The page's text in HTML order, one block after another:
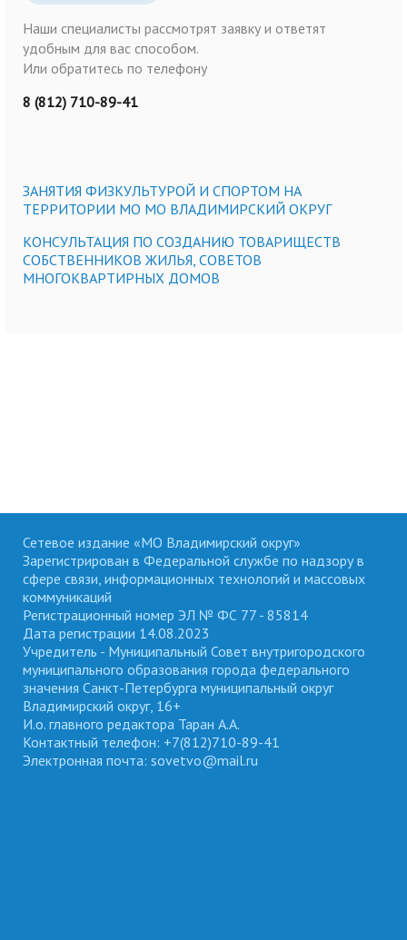
Наши специалисты рассмотрят заявку и ответят
удобным для вас способом.
Или обратитесь по телефону
8 (812) 710-89-41
ЗАНЯТИЯ ФИЗКУЛЬТУРОЙ И СПОРТОМ НА
ТЕРРИТОРИИ МО МО ВЛАДИМИРСКИЙ ОКРУГ
КОНСУЛЬТАЦИЯ ПО СОЗДАНИЮ ТОВАРИЩЕСТВ
СОБСТВЕННИКОВ ЖИЛЬЯ, СОВЕТОВ
МНОГОКВАРТИРНЫХ ДОМОВ
Сетевое издание «МО Владимирский округ»
Зарегистрирован в Федеральной службе по надзору в
сфере связи, информационных технологий и массовых
коммуникаций
Регистрационный номер ЭЛ № ФС 77 - 85814
Дата регистрации 14.08.2023
Учредитель - Муниципальный Совет внутригородского
муниципального образования города федерального
значения Санкт-Петербурга муниципальный округ
Владимирский округ, 16+
И.о. главного редактора Таран А.А.
Контактный телефон: +7(812)710-89-41
Электронная почта: sovetvo@mail.ru